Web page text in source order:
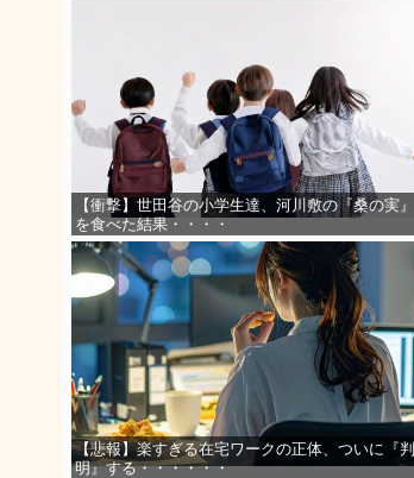
【衝撃】世田谷の小学生達、河川敷の『桑の実』
を食べた結果・・・・
【悲報】楽すぎる在宅ワークの正体、ついに『判
明』する・・・・・・